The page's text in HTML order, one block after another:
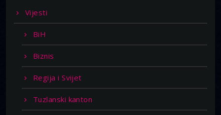
Vijesti
BiH
Biznis
Regija i Svijet
Tuzlanski kanton